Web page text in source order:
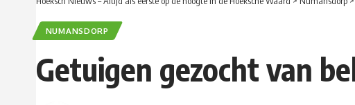
NUMANSDORP
Getuigen gezocht van